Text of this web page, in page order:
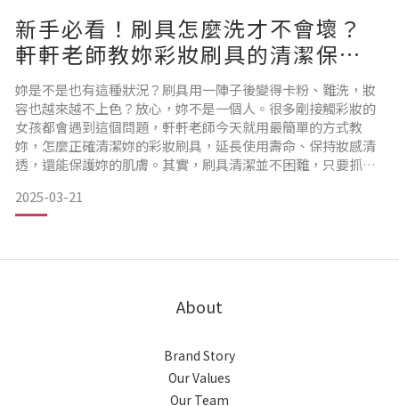
新手必看！刷具怎麼洗才不會壞？
軒軒老師教妳彩妝刷具的清潔保養
技巧
妳是不是也有這種狀況？刷具用一陣子後變得卡粉、難洗，妝
容也越來越不上色？放心，妳不是一個人。很多剛接觸彩妝的
女孩都會遇到這個問題，軒軒老師今天就用最簡單的方式教
妳，怎麼正確清潔妳的彩妝刷具，延長使用壽命、保持妝感清
透，還能保護妳的肌膚。其實，刷具清潔並不困難，只要抓對
合剛入門的妳，就像我們在上課時一樣，一步步帶妳做。如果
妳正在尋找專業刷具或清潔用品，這裡有軒軒老師推薦的專業
使用的專業刷具
2025-03-21
About
Brand Story
Our Values
Our Team